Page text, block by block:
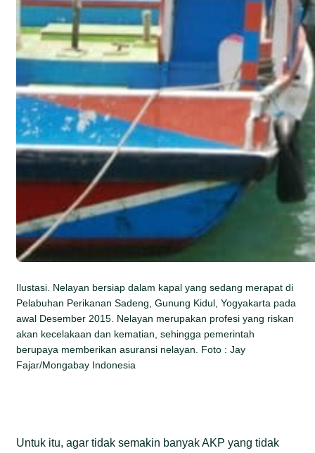
Ilustasi. Nelayan bersiap dalam kapal yang sedang merapat di
Pelabuhan Perikanan Sadeng, Gunung Kidul, Yogyakarta pada
awal Desember 2015. Nelayan merupakan profesi yang riskan
akan kecelakaan dan kematian, sehingga pemerintah
berupaya memberikan asuransi nelayan. Foto : Jay
Fajar/Mongabay Indonesia
Untuk itu, agar tidak semakin banyak AKP yang tidak